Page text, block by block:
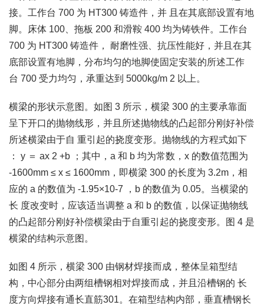
接。工作台 700 为 HT300 铸造件，并 且在其底部设置有地
脚。床体 100、拖板 200 和滑鞍 400 均为铸铁件。工作台
700 为 HT300 铸造件， 耐磨性强、抗压性能好，并且在其
底部设置有地脚，分布均匀的地脚使固定安装的所述工作
台 700 受力均匀，承重达到 5000kg/m 2 以上。
横梁的形状示意图。如图 3 所示，横梁 300 的主要承靠面
呈下开口的抛物线形，并且所述抛物线的凸起部分刚好补偿
所述横梁由于自 重引起的挠度变形。抛物线的方程式如下
： y ＝ ax 2 +b ；其中，a 和 b 均为常数，x 的数值范围为
-1600mm ≤ x ≤ 1600mm，即横梁 300 的长度为 3.2m，相
应的 a 的数值为 -1.95×10-7 ，b 的数值为 0.05。当横梁的
长 度改变时，应该适当调整 a 和 b 的数值，以保证抛物线
的凸起部分刚好补偿横梁由于自重引起的挠度变形。图 4 是
横梁的结构示意图。
如图 4 所示，横梁 300 由钢材焊接而成，整体呈箱型结
构，中心部分由两组槽钢相对焊接而成，并且沿槽钢的 长
度方向焊接有通长直筋301。在箱型结构内部，垂直槽钢长